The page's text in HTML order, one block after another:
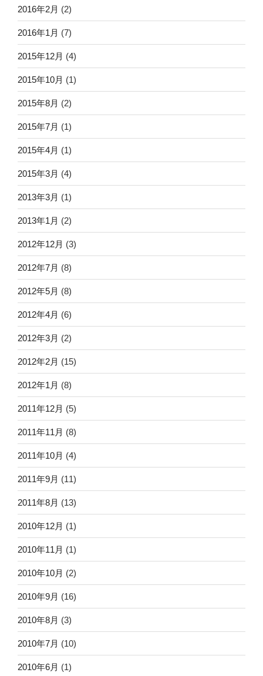
2016年2月 (2)
2016年1月 (7)
2015年12月 (4)
2015年10月 (1)
2015年8月 (2)
2015年7月 (1)
2015年4月 (1)
2015年3月 (4)
2013年3月 (1)
2013年1月 (2)
2012年12月 (3)
2012年7月 (8)
2012年5月 (8)
2012年4月 (6)
2012年3月 (2)
2012年2月 (15)
2012年1月 (8)
2011年12月 (5)
2011年11月 (8)
2011年10月 (4)
2011年9月 (11)
2011年8月 (13)
2010年12月 (1)
2010年11月 (1)
2010年10月 (2)
2010年9月 (16)
2010年8月 (3)
2010年7月 (10)
2010年6月 (1)